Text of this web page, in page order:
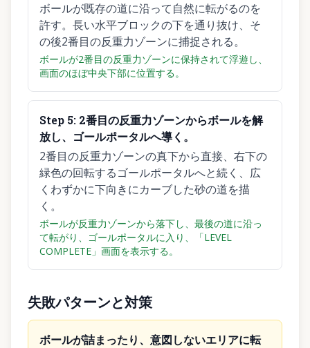
ボールが既存の道に沿って自然に転がるのを
許す。長い水平ブロックの下を通り抜け、そ
の後2番目の反重力ゾーンに捕捉される。
ボールが2番目の反重力ゾーンに保持されて浮遊し、
画面のほぼ中央下部に位置する。
Step 5: 2番目の反重力ゾーンからボールを解
放し、ゴールポータルへ導く。
2番目の反重力ゾーンの真下から直接、右下の
緑色の回転するゴールポータルへと続く、広
くわずかに下向きにカーブした砂の道を描
く。
ボールが反重力ゾーンから落下し、最後の道に沿っ
て転がり、ゴールポータルに入り、「LEVEL
COMPLETE」画面を表示する。
失敗パターンと対策
ボールが詰まったり、意図しないエリアに転